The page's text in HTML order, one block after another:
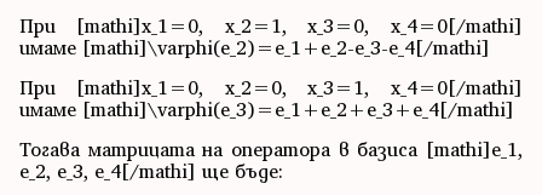
При [mathi]x_1=0, x_2=1, x_3=0, x_4=0[/mathi]
имаме [mathi]\varphi(e_2)=e_1+e_2-e_3-e_4[/mathi]
При [mathi]x_1=0, x_2=0, x_3=1, x_4=0[/mathi]
имаме [mathi]\varphi(e_3)=e_1+e_2+e_3+e_4[/mathi]
Тогава матрицата на оператора в базиса [mathi]e_1,
e_2, e_3, e_4[/mathi] ще бъде: